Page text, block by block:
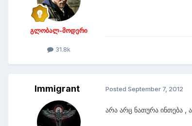
გლობალ-მოდერი
31.8k
Immigrant Posted September 7, 2012
არა არც ნათურა ინთება ,